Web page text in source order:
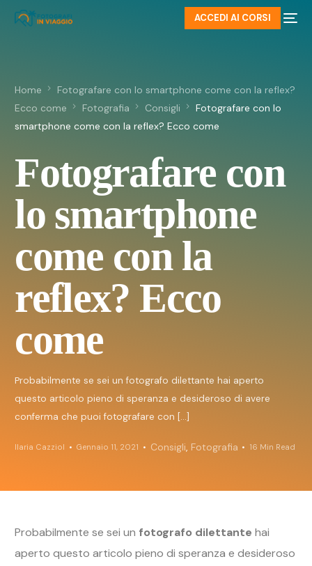
ACCEDI AI CORSI
Home
Fotografare con lo smartphone come con la reflex?
Ecco come
Fotografia Consigli
Fotografare con lo
smartphone come con la reflex? Ecco come
Fotografare con
lo smartphone
come con la
reflex? Ecco
come
Probabilmente se sei un fotografo dilettante hai aperto
questo articolo pieno di speranza e desideroso di avere
conferma che puoi fotografare con […]
Ilaria Cazziol Gennaio 11, 2021 Consigli, Fotografia 16 Min Read
Probabilmente se sei un fotografo dilettante hai
aperto questo articolo pieno di speranza e desideroso